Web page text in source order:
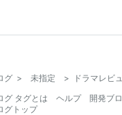
グ > 未指定 >
ドラマレビ
グ タグとは
ヘルプ
開発ブ
グトップ